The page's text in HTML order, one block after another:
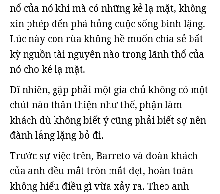
nổ của nó khi mà có những kẻ lạ mặt, không
xin phép đến phá hỏng cuộc sống bình lặng.
Lúc này con rùa không hề muốn chia sẻ bất
kỳ nguồn tài nguyên nào trong lãnh thổ của
nó cho kẻ lạ mặt.
Dĩ nhiên, gặp phải một gia chủ không có một
chút nào thân thiện như thế, phận làm
khách dù không biết ý cũng phải biết sợ nên
đành lẳng lặng bỏ đi.
Trước sự việc trên, Barreto và đoàn khách
của anh đều mắt tròn mắt dẹt, hoàn toàn
không hiểu điều gì vừa xảy ra. Theo anh